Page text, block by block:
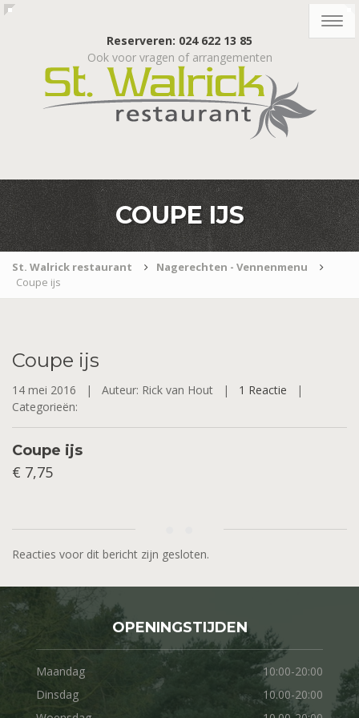
Reserveren: 024 622 13 85
Ook voor vragen of arrangementen
COUPE IJS
St. Walrick restaurant
Nagerechten - Vennenmenu
Coupe ijs
Coupe ijs
14 mei 2016 | Auteur: Rick van Hout | 1 Reactie |
Categorieën:
Coupe ijs
€ 7,75
Reacties voor dit bericht zijn gesloten.
OPENINGSTIJDEN
Maandag
10:00-20:00
Dinsdag
10.00-20:00